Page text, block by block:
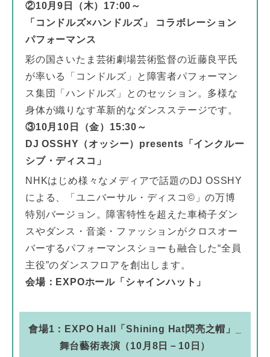
②10月9日（木）17:00～
「コンドルズ×ハンドルズ」 コラボレーション
パフォーマンス
彩の国さいたま芸術劇場芸術監督の近藤良平氏
が率いる「コンドルズ」と障害者パフォーマン
ス集団「ハンドルズ」とのセッション。多様な
身体が織りなす革新的なダンスステージです。
③10月10日（金）15:30～
DJ OSSHY（オッシー）presents「インクルー
シブ・ディスコ」
NHKはじめ様々なメディアで話題のDJ OSSHY
による、「ユニバーサル・ディスコ©」の万博
特別バージョン。障害特性を超えた車椅子ダン
スやダンス・音楽・ファッションがクロスオー
バーするパフォーマンスショーも融合した“全員
主役”のダンスフロアを創出します。
会場：EXPOホール「シャインハット」
會場1：EXPO Hall「Shining Hat閃亮之帽」_
舞台藝術表演（10月8日－10日）